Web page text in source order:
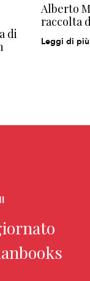
di
Alberto
raccolta
Leggi di più